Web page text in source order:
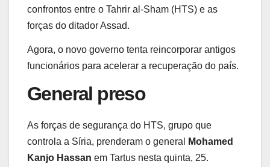
confrontos entre o Tahrir al-Sham (HTS) e as
forças do ditador Assad.
Agora, o novo governo tenta reincorporar antigos
funcionários para acelerar a recuperação do país.
General preso
As forças de segurança do HTS, grupo que
controla a Síria, prenderam o general
Mohamed
Kanjo Hassan em Tartus nesta quinta, 25.